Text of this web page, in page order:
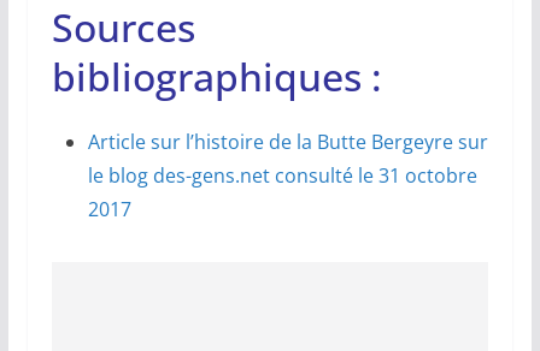
Sources
bibliographiques :
Article sur l’histoire de la Butte Bergeyre sur
le blog des-gens.net consulté le 31 octobre
2017